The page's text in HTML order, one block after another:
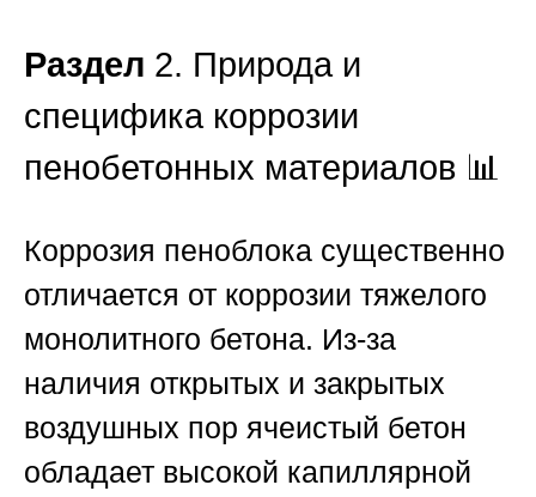
Раздел 2. Природа и
специфика коррозии
пенобетонных материалов 📊
Коррозия пеноблока существенно
отличается от коррозии тяжелого
монолитного бетона. Из-за
наличия открытых и закрытых
воздушных пор ячеистый бетон
обладает высокой капиллярной